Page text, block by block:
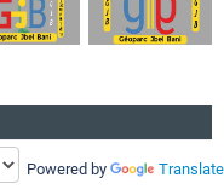
Powered by Translate